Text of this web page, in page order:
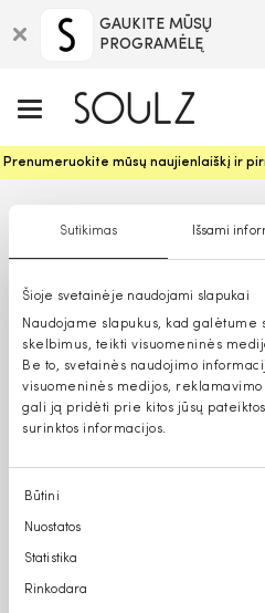
Sutikimas Išsami
Šioje svetainėje naudojami slapukai
Naudojame slapukus, kad galėtume
skelbimus, teikti visuomeninės
Be to, svetainės naudojimo
visuomeninės medijos,
gali ją pridėti prie kitos jūsų
surinktos informacijos.
Sutikimo
pasirinkimas
Būtini
Nuostatos
Statistika
Rinkodara
GAUKITE MŪSŲ
PROGRAMĖLĘ
Prenumeruokite mūsų naujienlaiškį ir